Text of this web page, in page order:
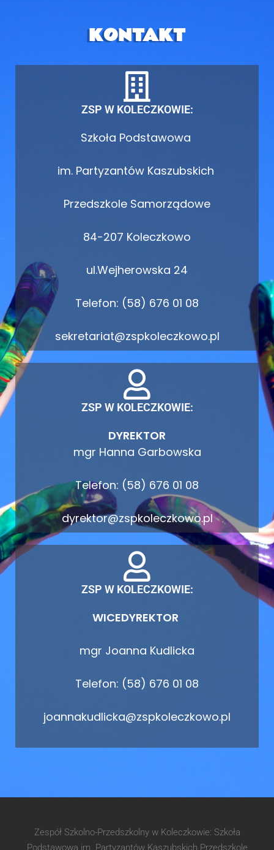
KONTAKT
ZSP W KOLECZKOWIE:
Szkoła Podstawowa
im. Partyzantów Kaszubskich
Przedszkole Samorządowe
84-207 Koleczkowo
ul.Wejherowska 24
Telefon: (58) 676 01 08
sekretariat@zspkoleczkowo.pl
ZSP W KOLECZKOWIE:
DYREKTOR
mgr Hanna Garbowska
Telefon: (58) 676 01 08
dyrektor@zspkoleczkowo.pl
ZSP W KOLECZKOWIE:
WICEDYREKTOR
mgr Joanna Kudlicka
Telefon: (58) 676 01 08
joannakudlicka@zspkoleczkowo.pl
Zespół Szkolno-Przedszkolny w Koleczkowie: Szkoła
Podstawowa im. Partyzantów Kaszubskich Przedszkole